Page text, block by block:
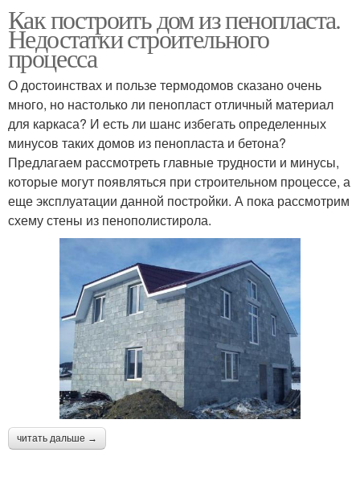
Как построить дом из пенопласта.
Недостатки строительного
процесса
О достоинствах и пользе термодомов сказано очень
много, но настолько ли пенопласт отличный материал
для каркаса? И есть ли шанс избегать определенных
минусов таких домов из пенопласта и бетона?
Предлагаем рассмотреть главные трудности и минусы,
которые могут появляться при строительном процессе, а
еще эксплуатации данной постройки. А пока рассмотрим
схему стены из пенополистирола.
читать дальше →